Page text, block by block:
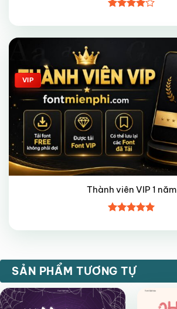
xếp hạng
45 sao
Giảm giá!
VIP
Thành viên VIP 1 năm
hạng55
SẢN PHẨM TƯƠNG TỰ
VIP